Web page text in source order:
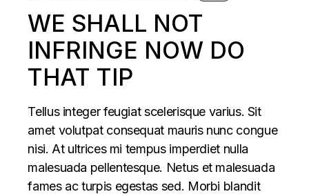
WE SHALL NOT
INFRINGE NOW DO
THAT TIP
Tellus integer feugiat scelerisque varius. Sit
amet volutpat consequat mauris nunc congue
nisi. At ultrices mi tempus imperdiet nulla
malesuada pellentesque. Netus et malesuada
fames ac turpis egestas sed. Morbi blandit